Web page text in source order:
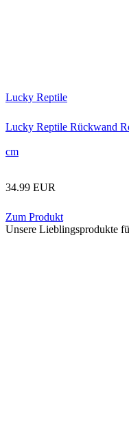
Lucky Reptile
Lucky Reptile Rückwand
cm
34.99 EUR
Zum Produkt
Unsere Lieblingsprodukte